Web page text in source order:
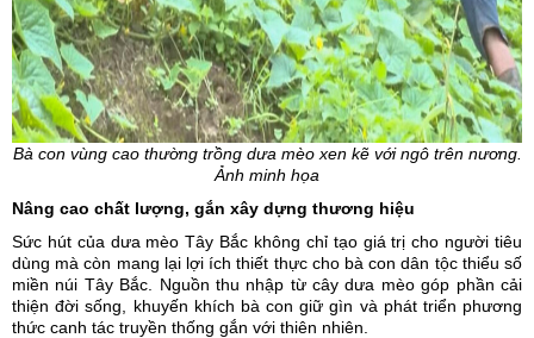
Bà con vùng cao thường trồng dưa mèo xen kẽ với ngô trên nương.
Ảnh minh họa
Nâng cao chất lượng, gắn xây dựng thương hiệu
Sức hút của dưa mèo Tây Bắc không chỉ tạo giá trị cho người tiêu
dùng mà còn mang lại lợi ích thiết thực cho bà con dân tộc thiểu số
miền núi Tây Bắc. Nguồn thu nhập từ cây dưa mèo góp phần cải
thiện đời sống, khuyến khích bà con giữ gìn và phát triển phương
thức canh tác truyền thống gắn với thiên nhiên.